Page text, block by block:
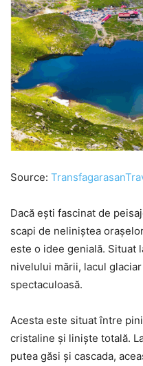
Source:
Dacă ești fascinat de
scapi de neliniștea
este o idee genială. Situat
nivelului mării, lacul
spectaculoasă.
Acesta este situat între
cristaline și liniște totală.
putea găsi și cascada,